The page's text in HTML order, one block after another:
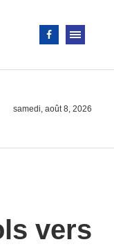
samedi, août 8, 2026
vers